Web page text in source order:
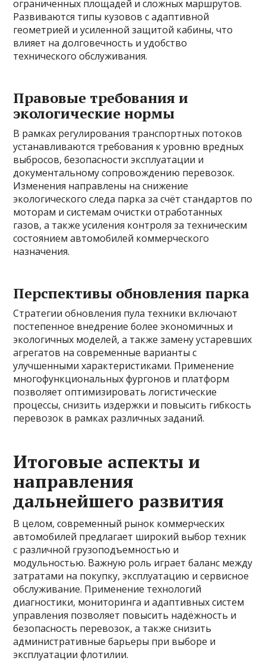
ограниченных площадей и сложных маршрутов.
Развиваются типы кузовов с адаптивной
геометрией и усиленной защитой кабины, что
влияет на долговечность и удобство
технического обслуживания.
Правовые требования и
экологические нормы
В рамках регулирования транспортных потоков
устанавливаются требования к уровню вредных
выбросов, безопасности эксплуатации и
документальному сопровождению перевозок.
Изменения направлены на снижение
экологического следа парка за счёт стандартов по
моторам и системам очистки отработанных
газов, а также усиления контроля за техническим
состоянием автомобилей коммерческого
назначения.
Перспективы обновления парка
Стратегии обновления пула техники включают
постепенное внедрение более экономичных и
экологичных моделей, а также замену устаревших
агрегатов на современные варианты с
улучшенными характеристиками. Применение
многофункциональных фургонов и платформ
позволяет оптимизировать логистические
процессы, снизить издержки и повысить гибкость
перевозок в рамках различных заданий.
Итоговые аспекты и
направления
дальнейшего развития
В целом, современный рынок коммерческих
автомобилей предлагает широкий выбор техник
с различной грузоподъемностью и
модульностью. Важную роль играет баланс между
затратами на покупку, эксплуатацию и сервисное
обслуживание. Применение технологий
диагностики, мониторинга и адаптивных систем
управления позволяет повысить надёжность и
безопасность перевозок, а также снизить
административные барьеры при выборе и
эксплуатации флотилии.